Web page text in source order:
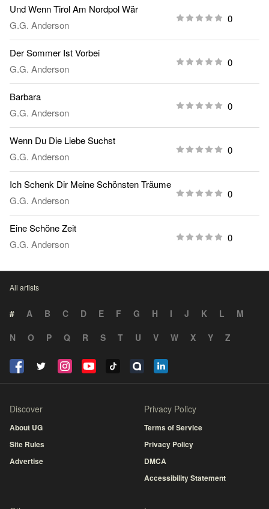
Und Wenn Tirol Am Nordpol Wär
G.G. Anderson
0
Der Sommer Ist Vorbei
G.G. Anderson
0
Barbara
G.G. Anderson
0
Wenn Du Die Liebe Suchst
G.G. Anderson
0
Ich Schenk Dir Meine Schönsten Träume
G.G. Anderson
0
Eine Schöne Zeit
G.G. Anderson
0
All artists
# A B C D E F G H I J K L
M
N
O P Q R S T U V W X Y Z
Discover
About UG
Site Rules
Advertise
Privacy Policy
Terms of Service
Privacy Policy
DMCA
Accessibility Statement